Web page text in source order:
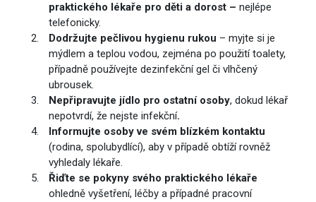
praktického lékaře pro děti a dorost – nejlépe
telefonicky.
Dodržujte pečlivou hygienu rukou – myjte si je
mýdlem a teplou vodou, zejména po použití toalety,
případně používejte dezinfekční gel či vlhčený
ubrousek.
Nepřipravujte jídlo pro ostatní osoby, dokud lékař
nepotvrdí, že nejste infekční.
Informujte osoby ve svém blízkém kontaktu
(rodina, spolubydlící), aby v případě obtíží rovněž
vyhledaly lékaře.
Řiďte se pokyny svého praktického lékaře
ohledně vyšetření, léčby a případné pracovní